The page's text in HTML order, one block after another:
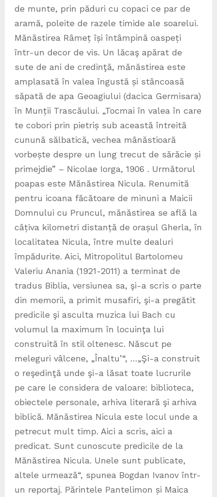
de munte, prin păduri cu copaci ce par de
aramă, poleite de razele timide ale soarelui.
Mănăstirea Râmeț își întâmpină oaspeți
într-un decor de vis. Un lăcaş apărat de
sute de ani de credinţă, mănăstirea este
amplasată în valea îngustă și stâncoasă
săpată de apa Geoagiului (dacica Germisara)
în Munții Trascăului. „Tocmai în valea în care
te cobori prin pietriș sub această întreită
cunună sălbatică, vechea mânăstioară
vorbește despre un lung trecut de sărăcie și
primejdie” – Nicolae Iorga, 1906 . Următorul
poapas este Mănăstirea Nicula. Renumită
pentru icoana făcătoare de minuni a Maicii
Domnului cu Pruncul, mănăstirea se află la
câțiva kilometri distanță de orașul Gherla, în
localitatea Nicula, între multe dealuri
împădurite. Aici, Mitropolitul Bartolomeu
Valeriu Anania (1921-2011) a terminat de
tradus Biblia, versiunea sa, şi-a scris o parte
din memorii, a primit musafiri, şi-a pregătit
predicile şi asculta muzica lui Bach cu
volumul la maximum în locuinţa lui
construită în stil oltenesc. Născut pe
meleguri vâlcene, „Înaltu’“, …„Şi-a construit
o reşedinţă unde şi-a lăsat toate lucrurile
pe care le considera de valoare: biblioteca,
obiectele personale, arhiva literară şi arhiva
biblică. Mănăstirea Nicula este locul unde a
petrecut mult timp. Aici a scris, aici a
predicat. Sunt cunoscute predicile de la
Mănăstirea Nicula. Unele sunt publicate,
altele urmează“, spunea Bogdan Ivanov într-
un reportaj. Părintele Pantelimon și Maica